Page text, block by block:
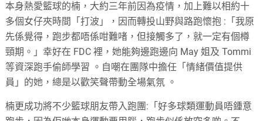
本身熱愛籃球的楠，大約三年前因為疫情，加上難以相約十
多個女仔夾時間「打波」，因而轉投山野與路跑懷抱 :「我原
先係覺得，跑步都唔係咁難啫，但接觸多了，就一定有個樽
頸期。」幸好在 FDC 裡，她能夠邊跑邊向 May 姐及 Tommi
等資深跑手偷師學習 。自嘲在團隊中擔任「情緒價值提供
員」的她，總是以歡笑聲帶動全場氣氛 。
楠更成功將不少籃球朋友帶入跑團:「好多球類運動員唔鍾意